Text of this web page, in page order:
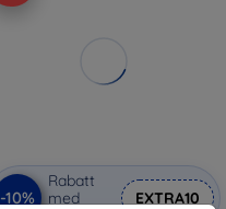
-10%
Rabatt
med
EXTRA10